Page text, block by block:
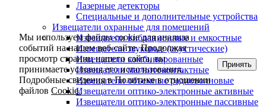
Лазерные детекторы
Специальные и дополнительные устройства
Извещатели охранные для помещений
Извещатели вибрационные и емкостные
Извещатели звуковые (акустические)
Извещатели комбинированные
Извещатели магнитоконтактные
Извещатели объемные радиоволновые
Извещатели оптико-электронные активные
Извещатели оптико-электронные пассивные
Мы используем файлы cookie для анализа
событий на нашем веб-сайте. Продолжая
просмотр страниц нашего сайта, вы
принимаете условия его использования.
Подробные сведения в Политике в отношении
файловCookie.
Принять